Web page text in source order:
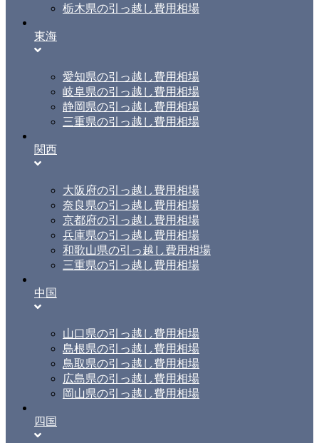
栃木県の引っ越し費用相場
東海
愛知県の引っ越し費用相場
岐阜県の引っ越し費用相場
静岡県の引っ越し費用相場
三重県の引っ越し費用相場
関西
大阪府の引っ越し費用相場
奈良県の引っ越し費用相場
京都府の引っ越し費用相場
兵庫県の引っ越し費用相場
和歌山県の引っ越し費用相場
三重県の引っ越し費用相場
中国
山口県の引っ越し費用相場
島根県の引っ越し費用相場
鳥取県の引っ越し費用相場
広島県の引っ越し費用相場
岡山県の引っ越し費用相場
四国